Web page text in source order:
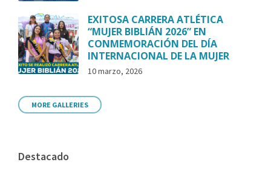
EXITOSA CARRERA ATLÉTICA
“MUJER BIBLIÁN 2026” EN
CONMEMORACIÓN DEL DÍA
INTERNACIONAL DE LA MUJER
10 marzo, 2026
MORE GALLERIES
Destacado